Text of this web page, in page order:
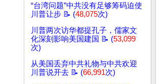
“台湾问题”中共没有足够筹码迫使
川普让步 📝 (48,075次)
川普两次访华都提孔子，儒家文
化深刻影响美国建国 📝 (53,099
次)
从美国丢弃中共礼物与中共欢迎
川普说开去 📝 (66,991次)